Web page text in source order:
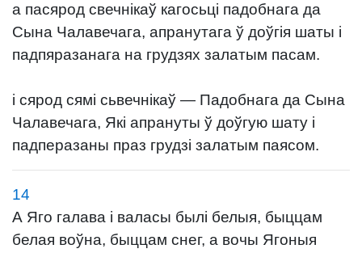
а пасярод свечнікаў кагосьці падобнага да
Сына Чалавечага, апранутага ў доўгія шаты і
падпяразанага на грудзях залатым пасам.
і сярод сямі сьвечнікаў — Падобнага да Сына
Чалавечага, Які апрануты ў доўгую шату і
падперазаны праз грудзі залатым паясом.
14
А Яго галава і валасы былі белыя, быццам
белая воўна, быццам снег, а вочы Ягоныя